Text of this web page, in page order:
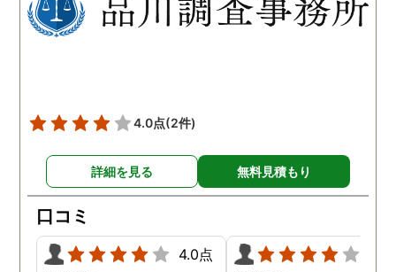
不倫の実態を知ることがで
きませんでしたので、真相
の状態が酷かったので、
然としてしまいました。
4.0点(2件)
詳細を見る 無料見積もり
口コミ
4.0点